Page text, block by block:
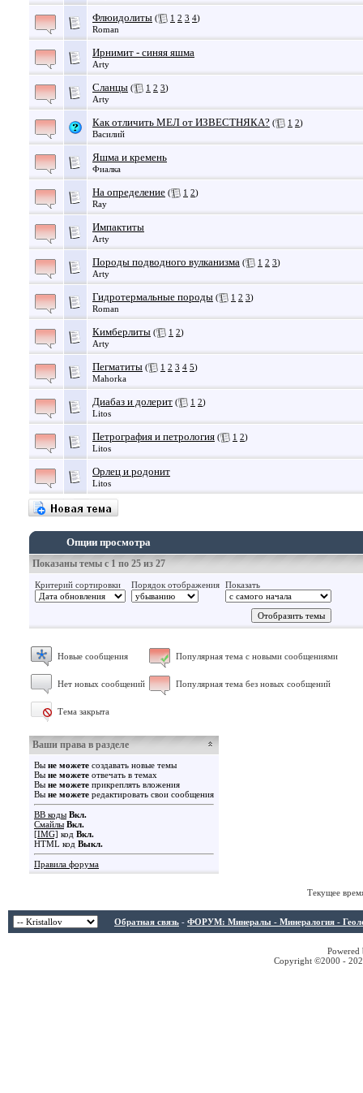
Флюидолиты ( 1 2 3 4)
Roman
Ирнимит - синяя яшма
Arty
Сланцы ( 1 2 3)
Arty
Как отличить МЕЛ от ИЗВЕСТНЯКА? ( 1 2)
Василий
Яшма и кремень
Фиалка
На определение ( 1 2)
Ray
Импактиты
Arty
Породы подводного вулканизма ( 1 2 3)
Arty
Гидротермальные породы ( 1 2 3)
Roman
Кимберлиты ( 1 2)
Arty
Пегматиты ( 1 2 3 4 5)
Mahorka
Диабаз и долерит ( 1 2)
Litos
Петрография и петрология ( 1 2)
Litos
Орлец и родонит
Litos
Опции просмотра
Показаны темы с 1 по 25 из 27
Критерий сортировки Порядок отображения Показать
Новые сообщения Популярная тема с новыми сообщениями
Нет новых сообщений Популярная тема без новых сообщений
Тема закрыта
Ваши права в разделе
Вы не можете создавать новые темы
Вы не можете отвечать в темах
Вы не можете прикреплять вложения
Вы не можете редактировать свои сообщения
BB коды Вкл.
Смайлы Вкл.
[IMG] код Вкл.
HTML код Выкл.
Правила форума
Текущее
Обратная связь - ФОРУМ: Минералы - Минералогия -
Copyright ©2000 -